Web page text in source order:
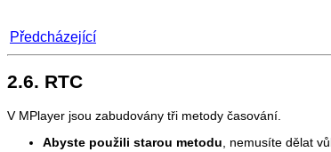
Předcházející
2.6. RTC
V MPlayer jsou zabudovány tři metody časování.
Abyste použili starou metodu , nemusíte dělat